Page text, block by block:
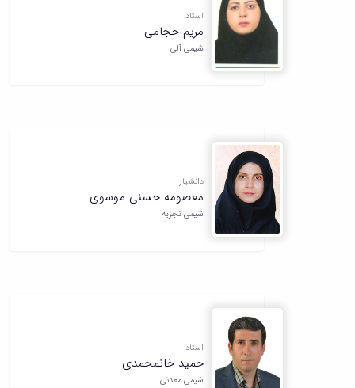
استاد
مریم حجامی
شیمی آلی
دانشیار
معصومه حسنی موسوی
شیمی تجزیه
استاد
حمید خانمحمدی
شیمی معدنی